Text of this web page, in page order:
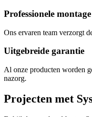
Professionele montage
Ons ervaren team verzorgt
Uitgebreide garantie
Al onze producten worden
nazorg.
Projecten met